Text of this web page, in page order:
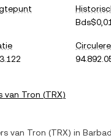
van Tron (TRX)
van Tron (TRX) in